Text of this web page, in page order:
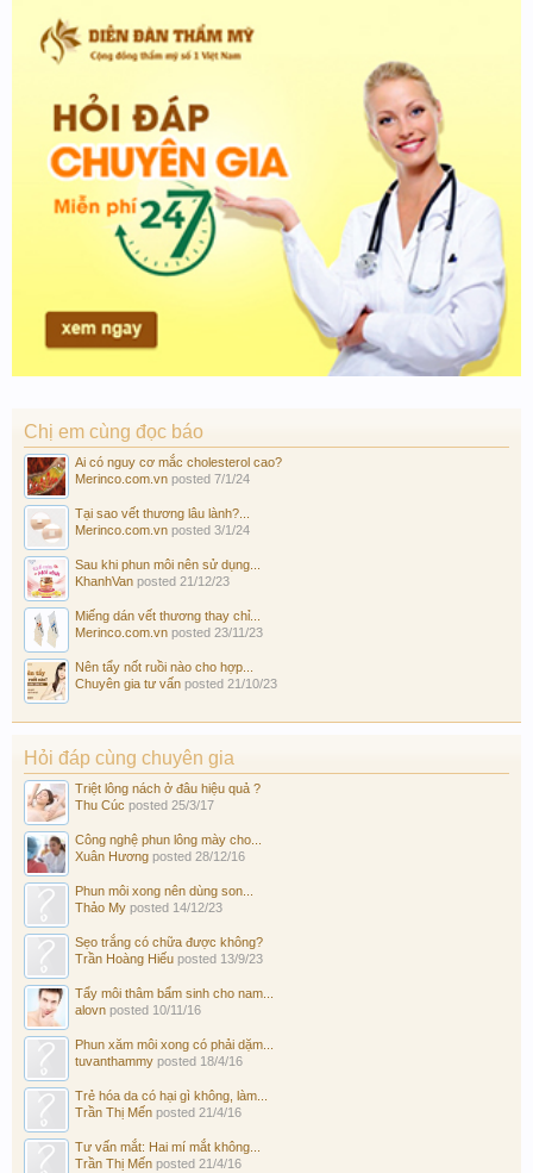
Chị em cùng đọc báo
Ai có nguy cơ mắc cholesterol cao?
Merinco.com.vn posted 7/1/24
Tại sao vết thương lâu lành?...
Merinco.com.vn posted 3/1/24
Sau khi phun môi nên sử dụng...
KhanhVan posted 21/12/23
Miếng dán vết thương thay chỉ...
Merinco.com.vn posted 23/11/23
Nên tẩy nốt ruồi nào cho hợp...
Chuyên gia tư vấn posted 21/10/23
Hỏi đáp cùng chuyên gia
Triệt lông nách ở đâu hiệu quả ?
Thu Cúc posted 25/3/17
Công nghệ phun lông mày cho...
Xuân Hương posted 28/12/16
Phun môi xong nên dùng son...
Thảo My posted 14/12/23
Sẹo trắng có chữa được không?
Trần Hoàng Hiếu posted 13/9/23
Tẩy môi thâm bẩm sinh cho nam...
alovn posted 10/11/16
Phun xăm môi xong có phải dặm...
tuvanthammy posted 18/4/16
Trẻ hóa da có hại gì không, làm...
Trần Thị Mến posted 21/4/16
Tư vấn mắt: Hai mí mắt không...
Trần Thị Mến posted 21/4/16